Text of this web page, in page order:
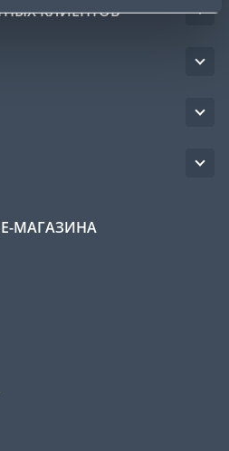
КЛИЕНТОВ
МАГАЗИНА